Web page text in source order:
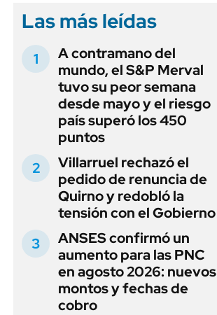
Las más leídas
A contramano del
mundo, el S&P Merval
tuvo su peor semana
desde mayo y el riesgo
país superó los 450
puntos
Villarruel rechazó el
pedido de renuncia de
Quirno y redobló la
tensión con el Gobierno
ANSES confirmó un
aumento para las PNC
en agosto 2026: nuevos
montos y fechas de
cobro